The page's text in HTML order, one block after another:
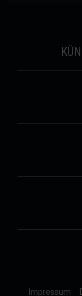
Impressum